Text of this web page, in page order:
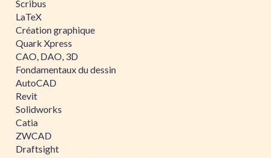
Scribus
LaTeX
Création graphique
Quark Xpress
CAO, DAO, 3D
Fondamentaux du dessin
AutoCAD
Revit
Solidworks
Catia
ZWCAD
Draftsight